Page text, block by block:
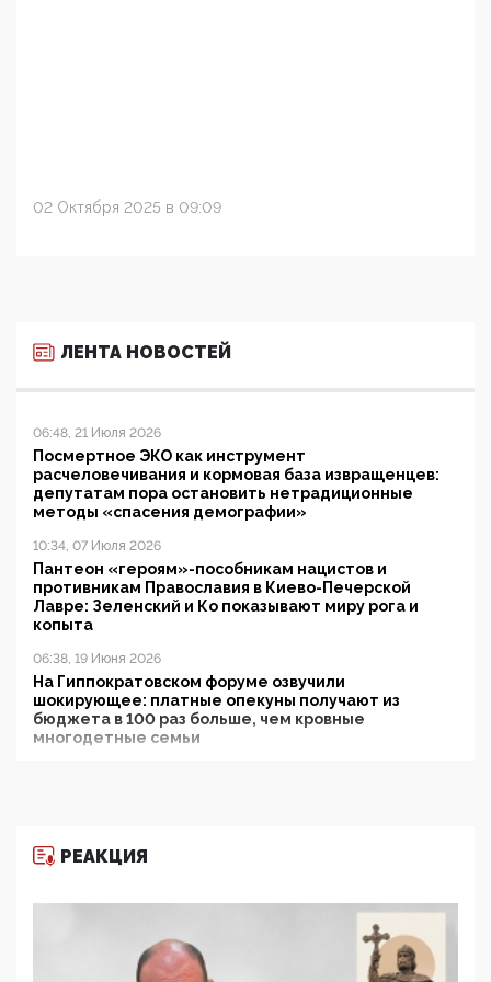
02 Октября 2025 в 09:09
ЛЕНТА НОВОСТЕЙ
06:48, 21 Июля 2026
Посмертное ЭКО как инструмент
расчеловечивания и кормовая база извращенцев:
депутатам пора остановить нетрадиционные
методы «спасения демографии»
10:34, 07 Июля 2026
Пантеон «героям»-пособникам нацистов и
противникам Православия в Киево-Печерской
Лавре: Зеленский и Ко показывают миру рога и
копыта
06:38, 19 Июня 2026
На Гиппократовском форуме озвучили
шокирующее: платные опекуны получают из
бюджета в 100 раз больше, чем кровные
многодетные семьи
11:53, 09 Июня 2026
деятельность ИИТО ЮНЕСКО в России, но
цифроглобалисты продолжают определять
повестку в образовании
09:43, 01 Июня 2026
РЕАКЦИЯ